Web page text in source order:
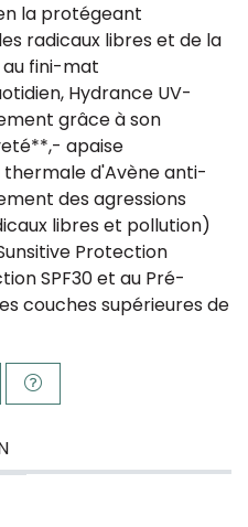
la protégeant
radicaux libres et de la
fini-mat
Hydrance UV-
grâce à son
apaise
d'Avène anti-
des agressions
libres et pollution)
Protection
SPF30 et au Pré-
couches supérieures de